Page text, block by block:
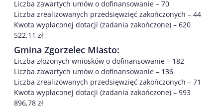
Liczba zawartych umów o dofinansowanie – 70
Liczba zrealizowanych przedsięwzięć zakończonych – 44
Kwota wypłaconej dotacji (zadania zakończone) – 620
522,11 zł
Gmina Zgorzelec Miasto:
Liczba złożonych wniosków o dofinansowanie – 182
Liczba zawartych umów o dofinansowanie – 136
Liczba zrealizowanych przedsięwzięć zakończonych – 71
Kwota wypłaconej dotacji (zadania zakończone) – 993
896,78 zł